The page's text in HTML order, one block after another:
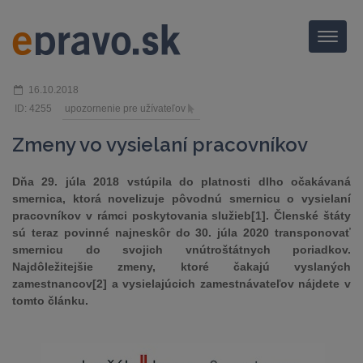
Menu
16.10.2018
ID: 4255
upozornenie pre užívateľov
Zmeny vo vysielaní pracovníkov
Dňa 29. júla 2018 vstúpila do platnosti dlho očakávaná
smernica, ktorá novelizuje pôvodnú smernicu o vysielaní
pracovníkov v rámci poskytovania služieb[1]. Členské štáty
sú teraz povinné najneskôr do 30. júla 2020 transponovať
smernicu do svojich vnútroštátnych poriadkov.
Najdôležitejšie zmeny, ktoré čakajú vyslaných
zamestnancov[2] a vysielajúcich zamestnávateľov nájdete v
tomto článku.